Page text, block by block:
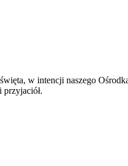
w intencji naszego
przyjaciół.